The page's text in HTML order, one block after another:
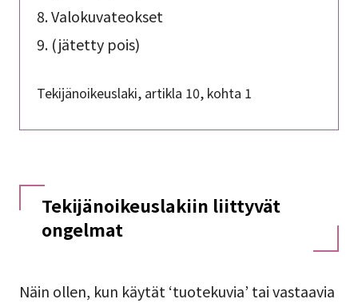
8. Valokuvateokset
9. (jätetty pois)
Tekijänoikeuslaki, artikla 10, kohta 1
Tekijänoikeuslakiin liittyvät
ongelmat
Näin ollen, kun käytät ‘tuotekuvia’ tai vastaavia